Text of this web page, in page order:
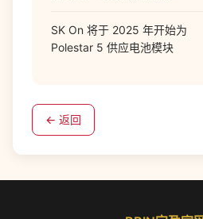
SK On 将于 2025 年开始为
Polestar 5 供应电池模块
← 返回